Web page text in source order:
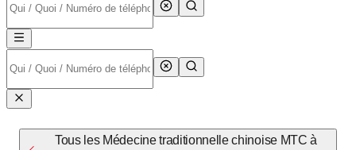
Tous les Médecine traditionnelle chinoise MTC à